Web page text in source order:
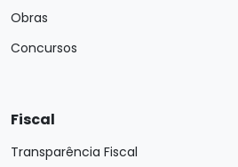
Obras
Concursos
Fiscal
Transparência Fiscal